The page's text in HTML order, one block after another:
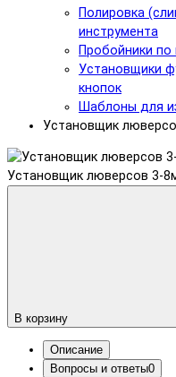
Полировка
инструмента
Пробойники по
Установщики
кнопок
Шаблоны для
Установщик
Установщик люверсов 3-
В корзину
Описание
Вопросы и ответы0